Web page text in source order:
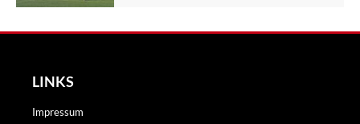
LINKS
Impressum